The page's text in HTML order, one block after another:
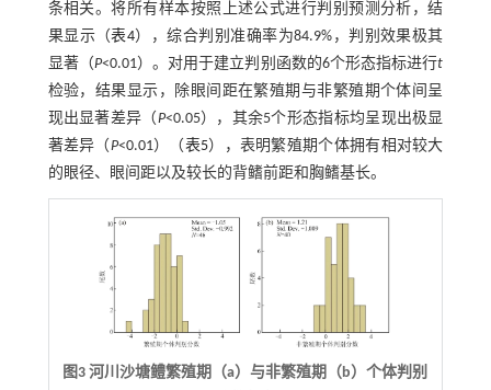
条相关。将所有样本按照上述公式进行判别预测分析，结
果显示（表4），综合判别准确率为84.9%，判别效果极其
显著（P<0.01）。对用于建立判别函数的6个形态指标进行t
检验，结果显示，除眼间距在繁殖期与非繁殖期个体间呈
现出显著差异（ P<0.05），其余5个形态指标均呈现出极显
著差异（ P<0.01）（ 表5），表明繁殖期个体拥有相对较大
的眼径、眼间距以及较长的背鳍前距和胸鳍基长。
图3 河川沙塘鳢繁殖期（a）与非繁殖期（b）个体判别